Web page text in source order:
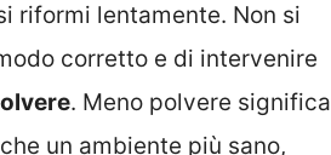
riformi lentamente. Non si
corretto e di intervenire
. Meno polvere significa
un ambiente più sano,